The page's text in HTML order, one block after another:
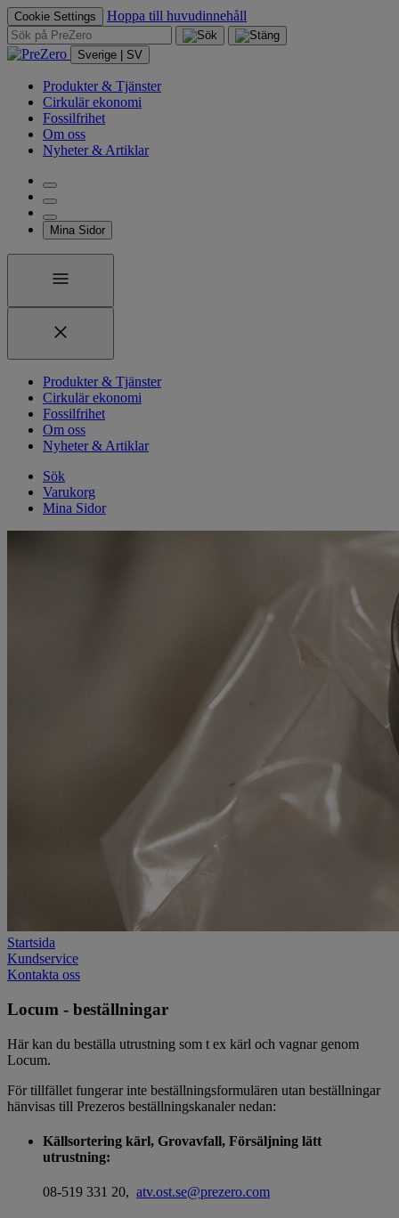
Cookie Settings Hoppa till huvudinnehåll
Sverige | SV
Produkter & Tjänster
Cirkulär ekonomi
Fossilfrihet
Om oss
Nyheter & Artiklar
Mina Sidor
Produkter & Tjänster
Cirkulär ekonomi
Fossilfrihet
Om oss
Nyheter & Artiklar
Sök
Varukorg
Mina Sidor
Startsida
Kundservice
Kontakta oss
Locum - beställningar
Här kan du beställa utrustning som t ex kärl och vagnar genom
Locum.
För tillfället fungerar inte beställningsformulären utan beställningar
hänvisas till Prezeros beställningskanaler nedan:
Källsortering kärl, Grovavfall, Försäljning lätt
utrustning:
08-519 331 20, atv.ost.se@prezero.com